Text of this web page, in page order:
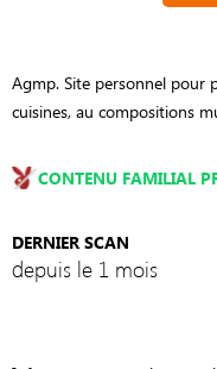
Agmp. Site personnel pour
cuisines, au compositions
CONTENU FAMILIAL
DERNIER SCAN
depuis le 1 mois